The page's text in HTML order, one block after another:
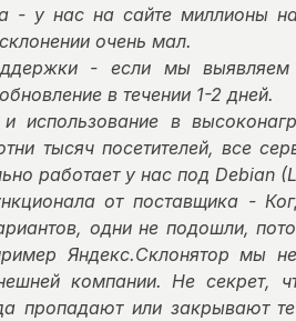
- у нас на сайте миллионы
очень мал.
- если мы
в течении 1-2 дней.
использование в
тысяч посетителей, все
работает у нас под Debian
от поставщика -
одни не подошли,
Яндекс.Склонятор мы
компании. Не секрет,
пропадают или закрывают